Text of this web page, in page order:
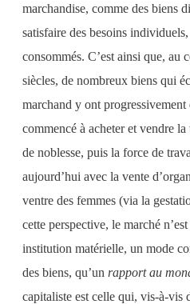
marchandise, comme des biens
satisfaire des besoins
consommés. C’est ainsi que, au
siècles, de nombreux biens qui
marchand y ont progressivement
commencé à acheter et vendre
de noblesse, puis la force de
aujourd’hui avec la vente
ventre des femmes (via la
cette perspective, le marché
institution matérielle, un mode
des biens, qu’un rapport au
capitaliste est celle qui, vis-à-vis